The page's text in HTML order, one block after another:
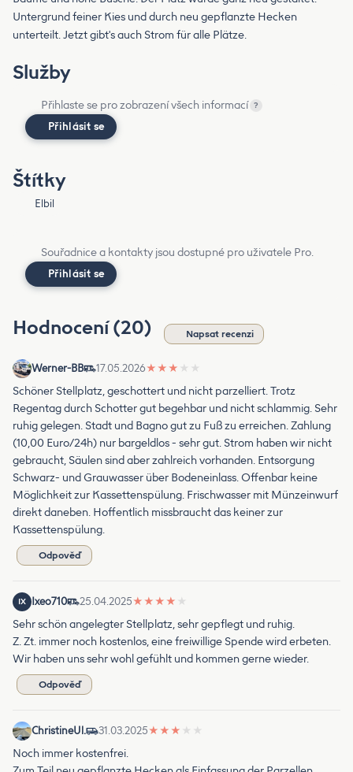
Untergrund feiner Kies und durch neu gepflanzte Hecken
unterteilt. Jetzt gibt's auch Strom für alle Plätze.
Služby
Přihlaste se pro zobrazení všech informací ?
Přihlásit se
Štítky
Elbil
Souřadnice a kontakty jsou dostupné pro uživatele Pro.
Přihlásit se
Hodnocení (20) Napsat recenzi
Werner-BB 17.05.2026★ ★ ★ ★ ★
Schöner Stellplatz, geschottert und nicht parzelliert. Trotz
Regentag durch Schotter gut begehbar und nicht schlammig. Sehr
ruhig gelegen. Stadt und Bagno gut zu Fuß zu erreichen. Zahlung
(10,00 Euro/24h) nur bargeldlos - sehr gut. Strom haben wir nicht
gebraucht, Säulen sind aber zahlreich vorhanden. Entsorgung
Schwarz- und Grauwasser über Bodeneinlass. Offenbar keine
Möglichkeit zur Kassettenspülung. Frischwasser mit Münzeinwurf
direkt daneben. Hoffentlich missbraucht das keiner zur
Kassettenspülung.
Odpověď
IX Ixeo710 25.04.2025★ ★ ★ ★ ★
Sehr schön angelegter Stellplatz, sehr gepflegt und ruhig.
Z. Zt. immer noch kostenlos, eine freiwillige Spende wird erbeten.
Wir haben uns sehr wohl gefühlt und kommen gerne wieder.
Odpověď
ChristineUl. 31.03.2025★ ★ ★ ★ ★
Noch immer kostenfrei.